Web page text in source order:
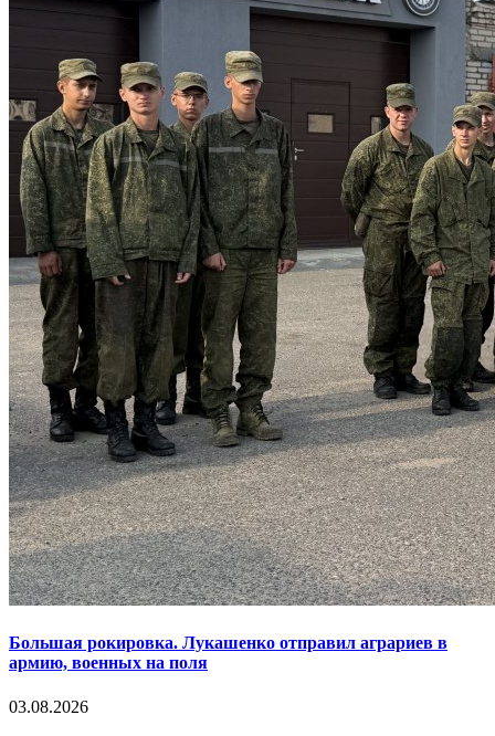
Большая рокировка. Лукашенко отправил аграриев в
армию, военных на поля
03.08.2026